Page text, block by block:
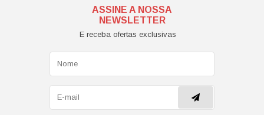
ASSINE A NOSSA
NEWSLETTER
E receba ofertas exclusivas